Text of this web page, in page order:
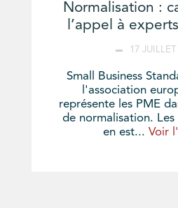
Normalisation :
l’appel à
17
Small Business
l'association
représente les PME
de normalisation. Les
en est... Voir